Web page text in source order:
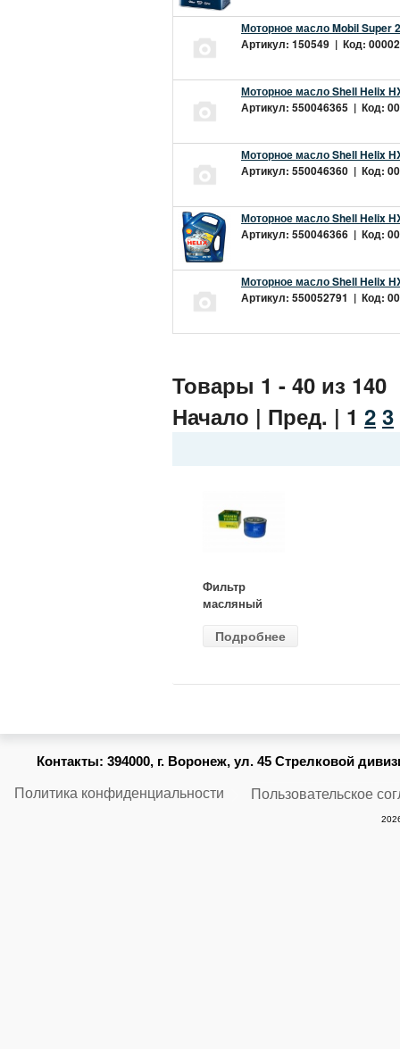
Моторное масло Mobil Super
Артикул: 150549 | Код:
Моторное масло Shell Helix
Артикул: 550046365 | Код:
Моторное масло Shell Helix
Артикул: 550046360 | Код:
Моторное масло Shell Helix
Артикул: 550046366 | Код:
Моторное масло Shell Helix
Артикул: 550052791 | Код:
Товары 1 - 40 из 140
Начало | Пред. | 1 2 3
Фильтр
масляный
(MANN) W
Подробнее
Контакты: 394000, г. Воронеж, ул. 45 Стрелковой
Политика конфиденциальности Пользовательское